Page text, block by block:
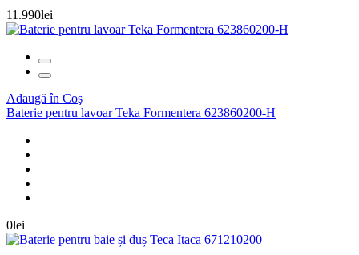
11.990lei
Adaugă în Coş
Baterie pentru lavoar Teka Formentera 623860200-H
0lei